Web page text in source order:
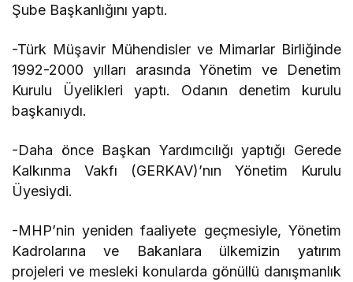
Şube Başkanlığını yaptı.
-Türk Müşavir Mühendisler ve Mimarlar Birliğinde
1992-2000 yılları arasında Yönetim ve Denetim
Kurulu Üyelikleri yaptı. Odanın denetim kurulu
başkanıydı.
-Daha önce Başkan Yardımcılığı yaptığı Gerede
Kalkınma Vakfı (GERKAV)’nın Yönetim Kurulu
Üyesiydi.
-MHP’nin yeniden faaliyete geçmesiyle, Yönetim
Kadrolarına ve Bakanlara ülkemizin yatırım
projeleri ve mesleki konularda gönüllü danışmanlık